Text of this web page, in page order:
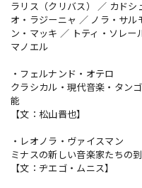
ラリス（クリバス） ／ カドシ
オ・ラジーニャ ／ ノラ・サ
ン・マッキ ／ トティ・ソレー
マノエル
・フェルナンド・オテロ
クラシカル・現代音楽・タン
能
【文：松山晋也】
・レオノラ・ヴァイスマン
ミナスの新しい音楽家たちの
【文：ヂエゴ・ムニス】